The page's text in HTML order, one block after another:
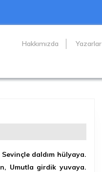
Hakkımızda Yazarlar
daldım hülyaya.
Umutla girdik yuvaya.